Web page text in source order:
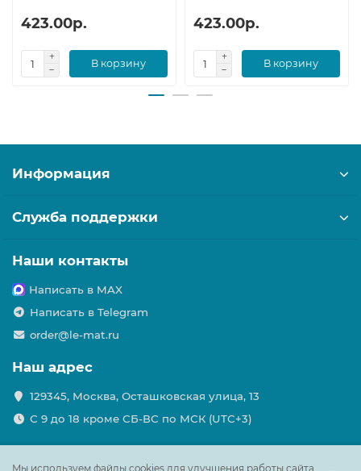
423.00р.
В корзину
423.00р.
В корзину
Мы используем файлы cookies для улучшения работы сайта.
Информация
Служба поддержки
Наши контакты
Написать в MAX
Написать в Telegram
order@le-mat.ru
Наш адрес
129345, Москва, Осташковская улица, 13
С 9 до 18 кроме СБ-ВС по МСК (UTC+3)